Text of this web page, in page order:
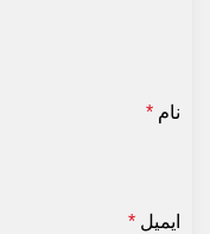
نام *
ایمیل *